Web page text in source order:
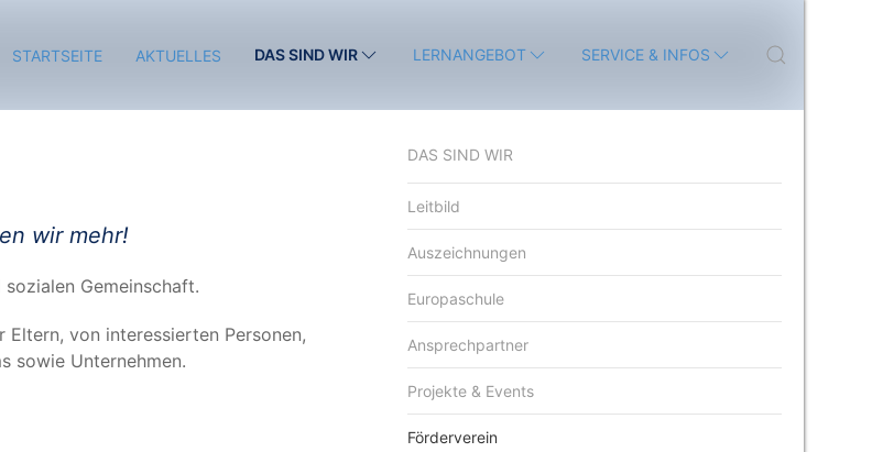
STARTSEITE AKTUELLES DAS SIND WIR LERNANGEBOT SERVICE & INFOS
wir mehr!
Gemeinschaft.
von inter­es­sier­ten Per­so­nen,
sowie Unternehmen.
DAS SIND WIR
Leitbild
Auszeichnungen
Europaschule
Ansprechpartner
Projekte & Events
Förderverein